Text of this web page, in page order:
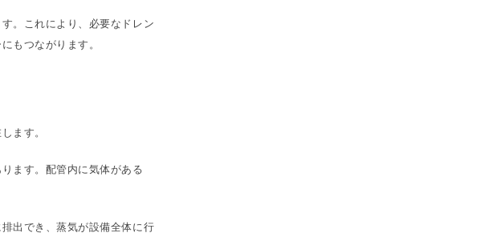
。これにより、必要なドレン
もつながります。
ます。
ます。配管内に気体がある
出でき、蒸気が設備全体に行